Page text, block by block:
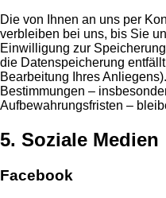
Die von Ihnen an uns per
verbleiben bei uns, bis Sie
Einwilligung zur
die Datenspeicherung
Bearbeitung Ihres
Bestimmungen –
Aufbewahrungsfristen –
5. Soziale Medien
Facebook